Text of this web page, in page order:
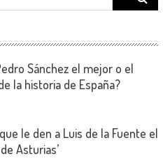
for:
Sánchez el mejor o el
la historia de España?
le den a Luis de la Fuente el
Asturias’